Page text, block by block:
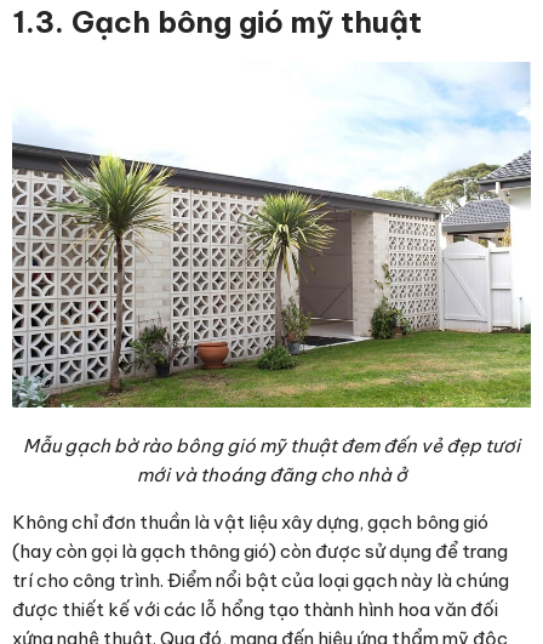
1.3. Gạch bông gió mỹ thuật
Mẫugạch bờ rào bông gió mỹ thuật đem đến vẻ đẹp tươi
mới và thoáng đãng cho nhà ở
Không chỉ đơn thuần là vật liệu xây dựng, gạch bông gió
(hay còn gọi là gạch thông gió) còn được sử dụng để trang
trí cho công trình. Điểm nổi bật của loại gạch này là chúng
được thiết kế với các lỗ hổng tạo thành hình hoa văn đối
xứng nghệ thuật. Qua đó, mang đến hiệu ứng thẩm mỹ độc